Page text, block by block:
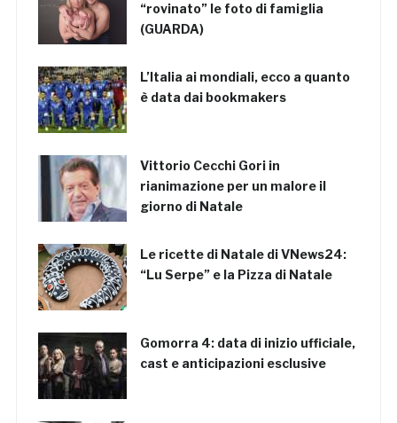
“rovinato” le foto di famiglia
(GUARDA)
L’Italia ai mondiali, ecco a quanto
è data dai bookmakers
Vittorio Cecchi Gori in
rianimazione per un malore il
giorno di Natale
Le ricette di Natale di VNews24:
“Lu Serpe” e la Pizza di Natale
Gomorra 4: data di inizio ufficiale,
cast e anticipazioni esclusive